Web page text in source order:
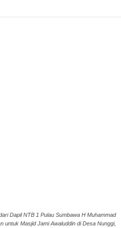
Dapil NTB 1 Pulau Sumbawa H Muhammad
untuk Masjid Jami Awaluddin di Desa Nunggi,